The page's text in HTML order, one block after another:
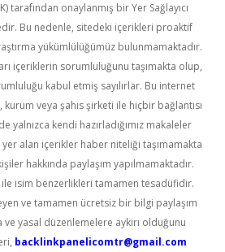
tarafından onaylanmış bir Yer Sağlayıcı
Bu nedenle, sitedeki içerikleri proaktif
yükümlülüğümüz bulunmamaktadır.
içeriklerin sorumluluğunu taşımakta olup,
kabul etmiş sayılırlar. Bu internet
veya şahıs şirketi ile hiçbir bağlantısı
yalnızca kendi hazırladığımız makaleler
yer alan içerikler haber niteliği taşımamakta
hakkında paylaşım yapılmamaktadır.
isim benzerlikleri tamamen tesadüfidir.
ve tamamen ücretsiz bir bilgi paylaşım
yasal düzenlemelere aykırı olduğunu
backlinkpanelicomtr@gmail.com